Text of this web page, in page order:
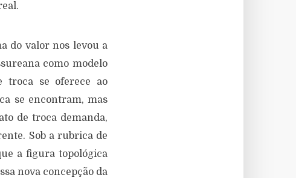
do valor nos levou a
como modelo
troca se oferece ao
se encontram, mas
de troca demanda,
Sob a rubrica de
a figura topológica
nova concepção da